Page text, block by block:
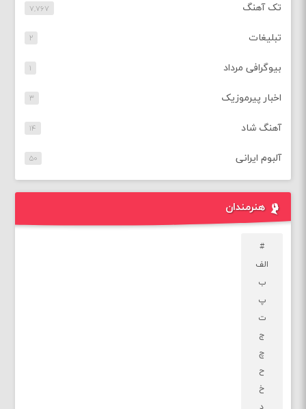
تک آهنگ ۷,۷۶۷
تبلیغات ۲
بیوگرافی مرداد ۱
اخبار پیرموزیک ۳
آهنگ شاد ۱۴
آلبوم ایرانی ۵۰
هنرمندان
#
الف
ب
پ
ت
ج
چ
ح
خ